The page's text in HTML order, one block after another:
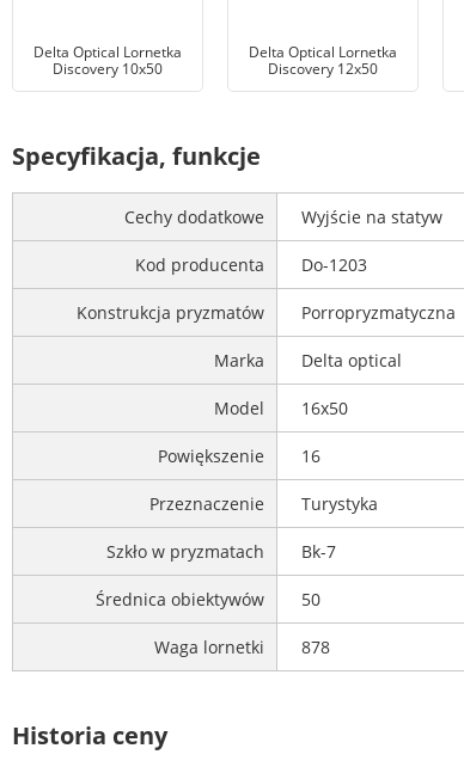
Delta Optical Lornetka
Discovery 10x50
Delta Optical Lornetka
Discovery 12x50
Specyfikacja, funkcje
Cechy dodatkowe Wyjście na statyw
Kod producenta Do-1203
Konstrukcja pryzmatów Porropryzmatyczna
Marka Delta optical
Model 16x50
Powiększenie 16
Przeznaczenie Turystyka
Szkło w pryzmatach Bk-7
Średnica obiektywów 50
Waga lornetki 878
Historia ceny